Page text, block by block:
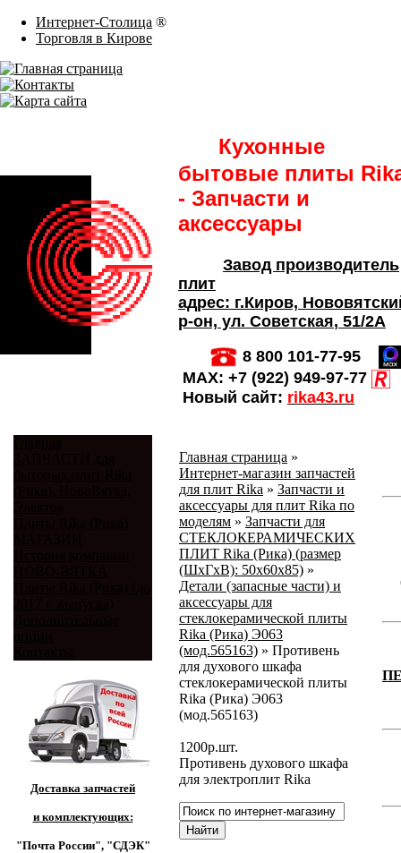
Интернет-Столица ®
Торговля в Кирове
Кухонные
бытовые плиты
- Запчасти и
аксессуары
Завод производитель
плит
адрес: г.Киров,
р-он, ул. Советская, 51/2А
8 800 101-77-95
MAX: +7 (922) 949-97-77
Новый сайт: rika43.ru
Доставка запчастей
и комплектующих:
"Почта России", "СДЭК"
Главная страница »
Интернет-магазин запчастей
для плит Rika » Запчасти и
аксессуары для плит Rika по
моделям » Запчасти для
СТЕКЛОКЕРАМИЧЕСКИХ
ПЛИТ Rika (Рика) (размер
(ШхГхВ): 50x60x85) »
Детали (запасные части) и
аксессуары для
стеклокерамической плиты
Rika (Рика) Э063
(мод.565163) » Противень
для духового шкафа
стеклокерамической плиты
Rika (Рика) Э063
(мод.565163)
1200р.шт.
Противень духового шкафа
для электроплит Rika